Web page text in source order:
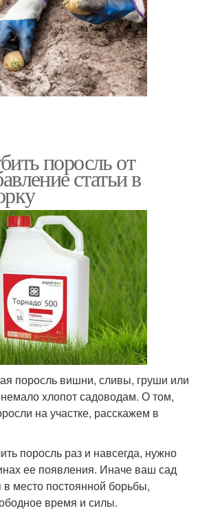
поросль от
статьи в
поросль вишни, сливы, груши или
хлопот садоводам. О том,
на участке, расскажем в
поросль раз и навсегда, нужно
ее появления. Иначе ваш сад
в место постоянной борьбы,
время и силы.